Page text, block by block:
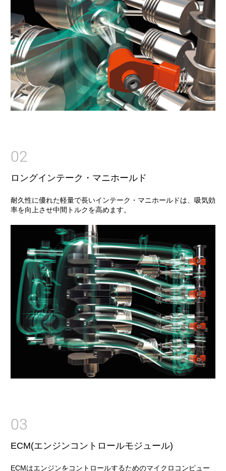
02
ロングインテーク・マニホールド
耐久性に優れた軽量で長いインテーク・マニホールドは、吸気効
率を向上させ中間トルクを高めます。
03
ECM(エンジンコントロールモジュール)
ECMはエンジンをコントロールするためのマイクロコンピュー